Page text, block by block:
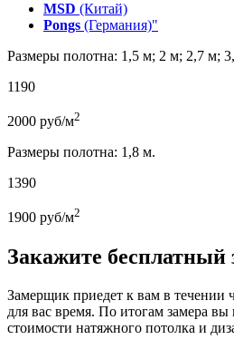
MSD (Китай)
Pongs (Германия)"
Размеры полотна: 1,5 м; 2 м; 2,7 м;
1190
2000 руб/м2
Размеры полотна: 1,8 м.
1390
1900 руб/м2
Закажите бесплатный
Замерщик приедет к вам в течении
для вас время. По итогам замера вы
стоимости натяжного потолка и